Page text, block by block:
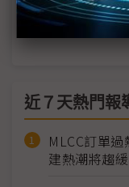
科技1分鐘：唯
器Mont Flex技術
近７天熱門報
MLCC訂單
建熱潮將趨緩